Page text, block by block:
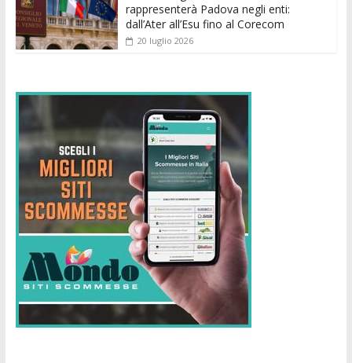
rappresenterà Padova negli enti:
dall’Ater all’Esu fino al Corecom
20 luglio 2026